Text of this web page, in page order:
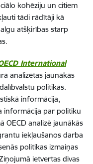
kohēziju un citiem
tādi rādītāji kā
atšķirības starp
International
analizētas jaunākās
politikās.
informācija,
informācija par politiku
OECD analizē jaunākās
iekļaušanos darba
politikas izmaiņas
ietvertas divas